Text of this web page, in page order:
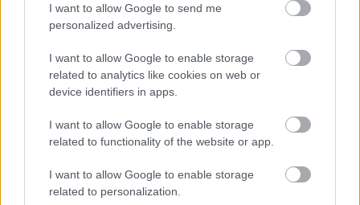
I want to allow Google to send me
personalized advertising.
I want to allow Google to enable storage
related to analytics like cookies on web or
device identifiers in apps.
I want to allow Google to enable storage
related to functionality of the website or app.
I want to allow Google to enable storage
related to personalization.
Le kellett volna tennem. Mégis felbontottam.
„Ember, szerelmem,
ha ezt olvasod, akkor elfogyott az időm.
Nyolc hónapja tudtam meg, hogy amit az orvosok először
Vitáztam szakorvosokkal, megsértettem egy kiváló